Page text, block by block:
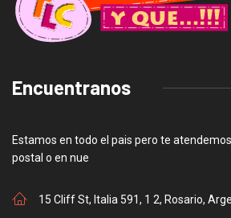
Encuentranos
Estamos en todo el pais pero te
postal o en nue
15 Cliff St, Italia 591, 1 2, Rosario,